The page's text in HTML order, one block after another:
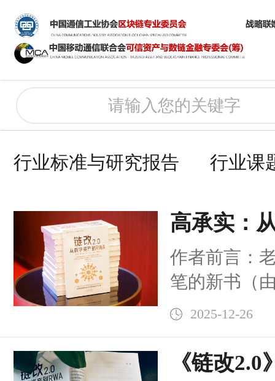
行业标准与研究报告 行业课
高承实：
试图重建
阶段性成
2.0：从数
作者前言：
笔的新书（
可信资产与
中国移动通
2025-12-26
《链改